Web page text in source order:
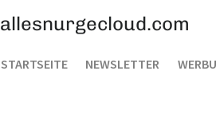
allesnurgecloud.com
STARTSEITE NEWSLETTER